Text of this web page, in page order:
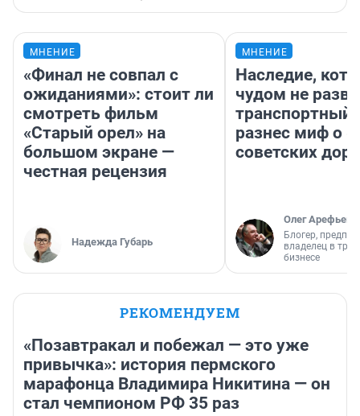
МНЕНИЕ
«Финал не совпал с
ожиданиями»: стоит ли
смотреть фильм
«Старый орел» на
большом экране —
честная рецензия
Надежда Губарь
МНЕНИЕ
Наследие,
чудом не
транспортный
разнес миф о
советских
Олег Арефьев
Блогер,
владелец в
бизнесе
РЕКОМЕНДУЕМ
«Позавтракал и побежал — это уже
привычка»: история пермского
марафонца Владимира Никитина — он
стал чемпионом РФ 35 раз